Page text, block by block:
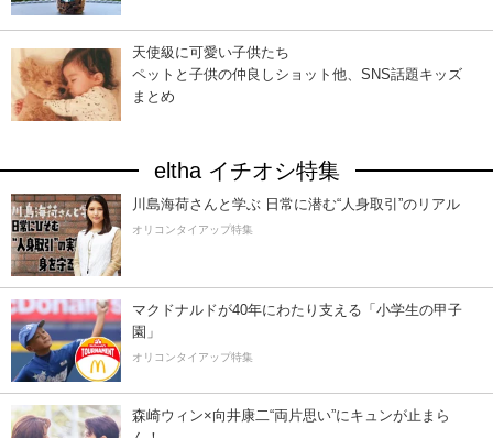
天使級に可愛い子供たち
ペットと子供の仲良しショット他、SNS話題キッズ
まとめ
eltha イチオシ特集
川島海荷さんと学ぶ 日常に潜む“人身取引”のリアル
オリコンタイアップ特集
マクドナルドが40年にわたり支える「小学生の甲子
園」
オリコンタイアップ特集
森崎ウィン×向井康二“両片思い”にキュンが止まら